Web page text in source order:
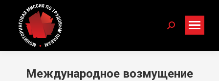
Search:
Международное возмущение